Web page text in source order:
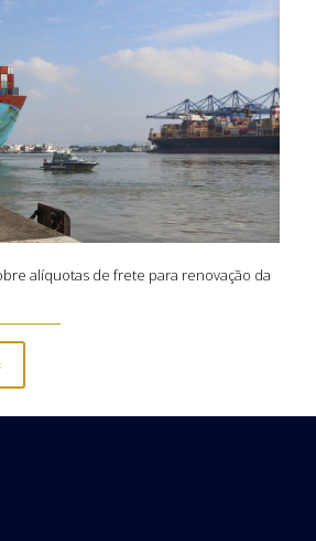
alíquotas de frete para renovação da